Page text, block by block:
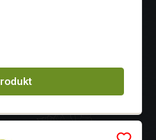
den Rebsorten Ugni